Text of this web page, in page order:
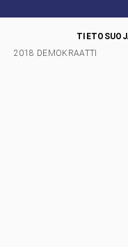
2018 DEMOKRAATTI